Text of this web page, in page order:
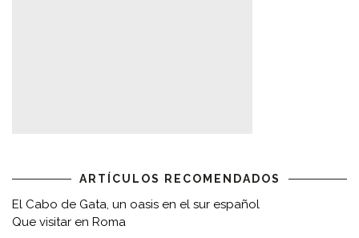
ARTÍCULOS RECOMENDADOS
El Cabo de Gata, un oasis en el sur español
Que visitar en Roma